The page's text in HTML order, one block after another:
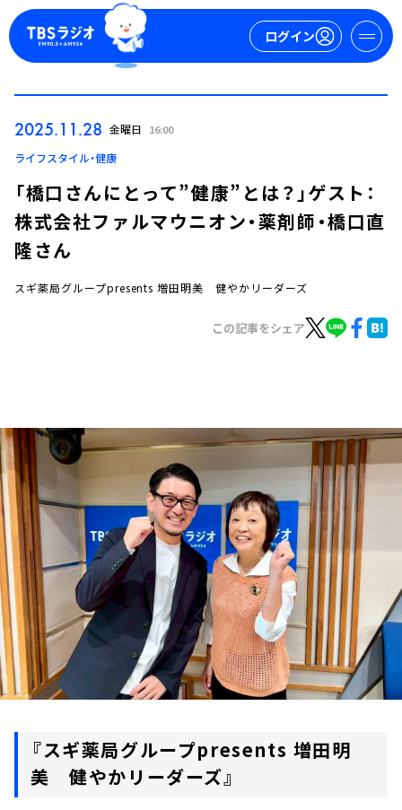
ログイン
ログイン
イベント・グッズ
YouTube
会社情報
2025.11.28 金曜日 16:00
ライフスタイル・健康
「橋口さんにとって”健康”とは？」ゲスト：
株式会社ファルマウニオン・薬剤師・橋口直
隆さん
スギ薬局グループpresents 増田明美 健やかリーダーズ
この記事をシェア
『スギ薬局グループpresents 増田明
美 健やかリーダーズ』